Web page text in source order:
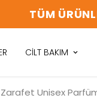
TÜM
CİLT BAKIM
Unisex